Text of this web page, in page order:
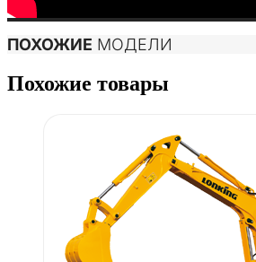
ПОХОЖИЕ МОДЕЛИ
Похожие товары